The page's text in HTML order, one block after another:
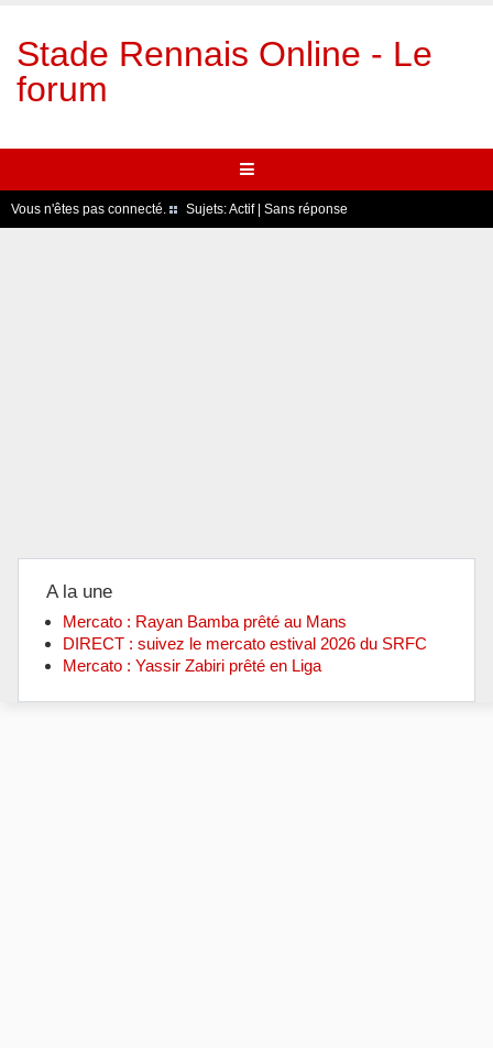
Stade Rennais Online - Le
forum
Vous n'êtes pas connecté. Sujets:Actif| Sans réponse
A la une
Mercato : Rayan Bamba prêté au Mans
DIRECT : suivez le mercato estival 2026 du SRFC
Mercato : Yassir Zabiri prêté en Liga